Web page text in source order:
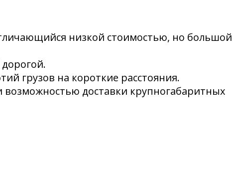
низкой стоимостью, но большой
грузов на короткие расстояния.
доставки крупногабаритных